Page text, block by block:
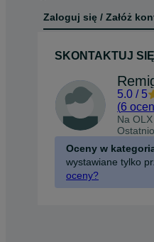
Zaloguj się / Załóż
SKONTAKTUJ SIĘ
5.0 / 5
(6 ocen
Na
Oceny w
wystawiane tylko
oceny?